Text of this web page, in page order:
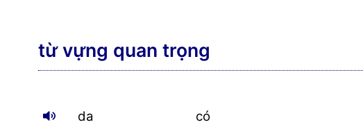
từ vựng quan trọng
da
có